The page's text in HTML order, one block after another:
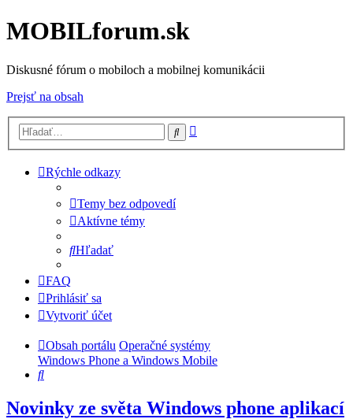
MOBILforum.sk
Diskusné fórum o mobiloch a mobilnej komunikácii
Prejsť na obsah
Hľadať
Rýchle odkazy
Temy bez odpovedí
Aktívne témy
Hľadať
FAQ
Prihlásiť sa
Vytvoriť účet
Obsah portálu Operačné systémy
Windows Phone a Windows Mobile
Hľadať
Novinky ze světa Windows phone aplikací